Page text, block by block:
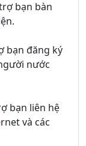
bạn bàn
bạn đăng ký
nước
bạn liên hệ
và các